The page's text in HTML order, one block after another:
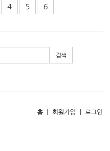
4 5 6
검색
홈 회원가입 로그인